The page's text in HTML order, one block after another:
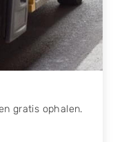
Suzuki, Tesla,
gratis ophalen.